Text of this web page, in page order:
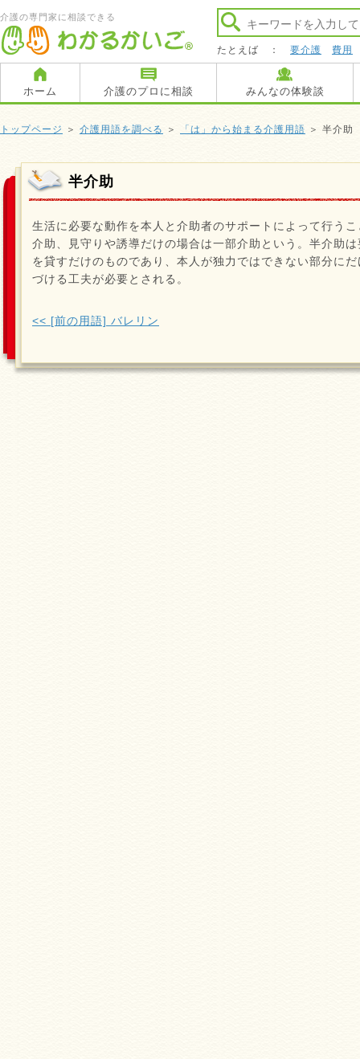
介護の専門家に相談できる
たとえば ： 要介護 費用
ホーム 介護のプロに相談 みんなの体験談
トップページ ＞ 介護用語を調べる ＞ 「は」から始まる介護用語 ＞ 半介助
半介助
生活に必要な動作を本人と介助者のサポートによって行う
介助、見守りや誘導だけの場合は一部介助という。半介助
を貸すだけのものであり、本人が独力ではできない部分に
づける工夫が必要とされる。
<< [前の用語] バレリン